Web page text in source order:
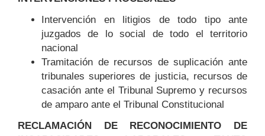
Intervención en litigios de todo tipo ante
juzgados de lo social de todo el territorio
nacional
Tramitación de recursos de suplicación ante
tribunales superiores de justicia, recursos de
casación ante el Tribunal Supremo y recursos
de amparo ante el Tribunal Constitucional
RECLAMACIÓN DE RECONOCIMIENTO DE